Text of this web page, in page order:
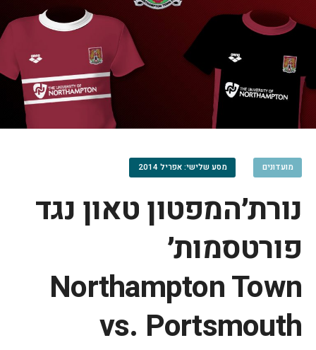
מועדונים מסע שלישי: אפריל 2014
נורת׳המפטון טאון נגד
פורטסמות׳
Northampton Town
vs. Portsmouth